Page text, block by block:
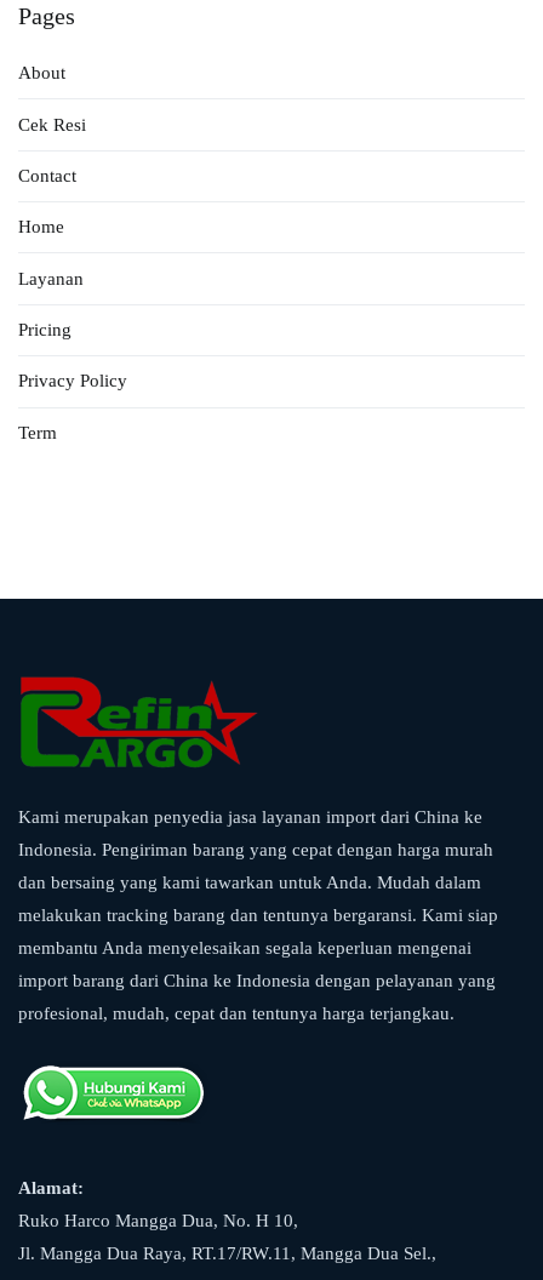
Pages
About
Cek Resi
Contact
Home
Layanan
Pricing
Privacy Policy
Term
Kami merupakan penyedia jasa layanan import dari China ke
Indonesia. Pengiriman barang yang cepat dengan harga murah
dan bersaing yang kami tawarkan untuk Anda. Mudah dalam
melakukan tracking barang dan tentunya bergaransi. Kami siap
membantu Anda menyelesaikan segala keperluan mengenai
import barang dari China ke Indonesia dengan pelayanan yang
profesional, mudah, cepat dan tentunya harga terjangkau.
Alamat:
Ruko Harco Mangga Dua, No. H 10,
Jl. Mangga Dua Raya, RT.17/RW.11, Mangga Dua Sel.,